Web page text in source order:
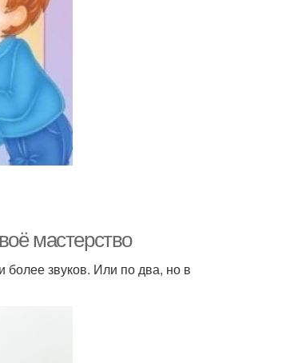
мастерство
звуков. Или по два, но в